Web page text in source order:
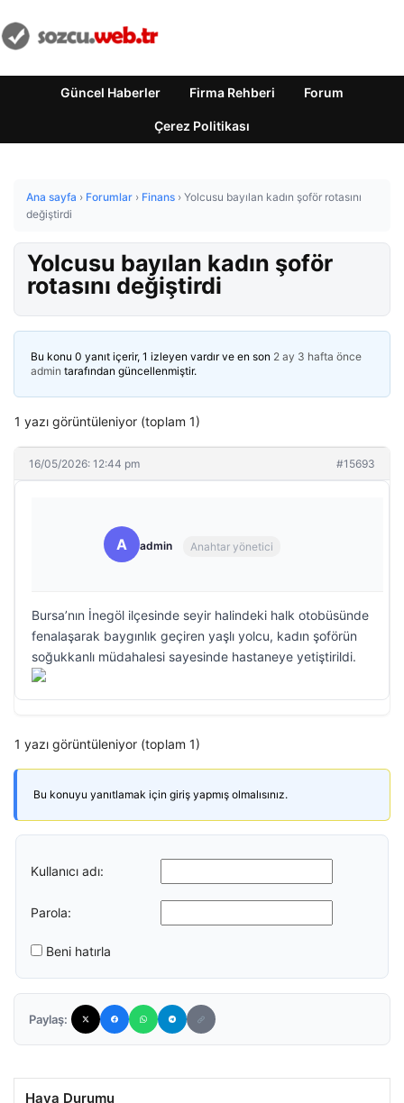
Güncel Haberler Firma Rehberi Forum
Çerez Politikası
Ana sayfa › Forumlar › Finans › Yolcusu bayılan kadın şoför rotasını
değiştirdi
Yolcusu bayılan kadın şoför
rotasını değiştirdi
Bu konu 0 yanıt içerir, 1 izleyen vardır ve en son 2 ay 3 hafta önce
admin tarafından güncellenmiştir.
1 yazı görüntüleniyor (toplam 1)
16/05/2026: 12:44 pm #15693
A admin Anahtar yönetici
Bursa’nın İnegöl ilçesinde seyir halindeki halk otobüsünde
fenalaşarak baygınlık geçiren yaşlı yolcu, kadın şoförün
soğukkanlı müdahalesi sayesinde hastaneye yetiştirildi.
1 yazı görüntüleniyor (toplam 1)
Bu konuyu yanıtlamak için giriş yapmış olmalısınız.
Kullanıcı adı:
Parola:
Beni hatırla
Paylaş:
Hava Durumu